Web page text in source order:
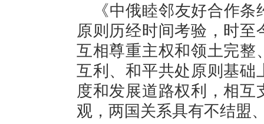
《中俄睦邻友好合作
原则历经时间考验，时
互相尊重主权和领土完整
互利、和平共处原则基础
度和发展道路权利，相
观，两国关系具有不结盟